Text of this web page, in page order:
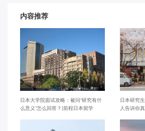
内容推荐
日本大学院面试攻略：被问“研究有什
么意义”怎么回答？|前程日本留学
日本研究
人告诉你